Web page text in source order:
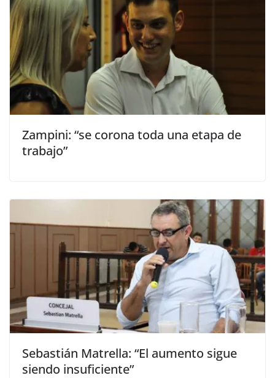
Zampini: “se corona toda una etapa de
trabajo”
Sebastián Matrella: “El aumento sigue
siendo insuficiente”